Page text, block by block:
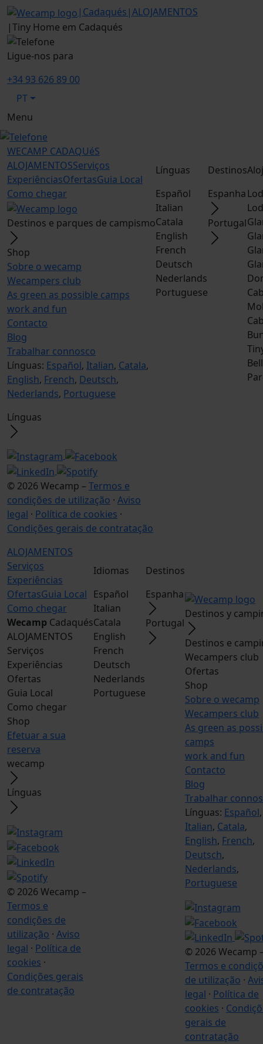
| Cadaqués |ALOJAMENTOS
|Tiny Home em Cadaqués
Ligue-nos para
+34 93 626 89 00
PT
Menu
WECAMP CADAQUéS
ALOJAMENTOSServiços
ExperiênciasOfertasGuia Local
Como chegar
Destinos e parques de campismo
Shop
Sobre o wecamp
Wecampers club
As green as possible camps
work and fun
Contacto
Blog
Trabalhar connosco
Línguas: Español, Italian, Catala,
English, French, Deutsch,
Nederlands, Portuguese
Línguas
© 2026 Wecamp – Termos e
condições de utilização · Aviso
legal · Política de cookies ·
Condições gerais de contratação
Línguas
Español
Italian
Catala
English
French
Deutsch
Nederlands
Portuguese
Destinos
Espanha
Portugal
ALOJAMENTOS
Serviços
Experiências
OfertasGuia Local
Como chegar
Wecamp Cadaqués
ALOJAMENTOS
Serviços
Experiências
Ofertas
Guia Local
Como chegar
Shop
Efetuar a sua
reserva
wecamp
Línguas
© 2026 Wecamp –
Termos e
condições de
utilização · Aviso
legal · Política de
cookies ·
Condições gerais
de contratação
Idiomas
Español
Italian
Catala
English
French
Deutsch
Nederlands
Portuguese
Destinos
Espanha
Portugal
Destinos y
Destinos e
Wecampers club
Ofertas
Shop
Sobre o wecamp
Wecampers club
As green as
camps
work and fun
Contacto
Blog
Trabalhar
Línguas: Español,
Italian, Catala,
English, French,
Deutsch,
Nederlands,
Portuguese
© 2026 Wecamp
Termos e
de utilização ·
legal · Política de
cookies ·
gerais de
contratação